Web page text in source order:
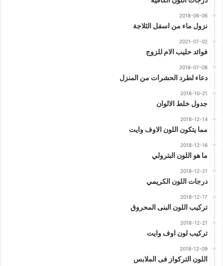
2018-06-06
نزول ماء من اسفل الثلاجة
2021-07-02
فوائد حليب الام للزوج
2018-07-08
دعاء لطرد الحشرات من المنزل
2018-10-21
جدول خلط الالوان
2018-12-14
مما يتكون اللون الاوف وايت
2018-12-16
ما هو اللون البترولي
2018-12-21
درجات اللون الكريمي
2018-12-17
تركيب اللون البنى المحروق
2018-12-21
تركيب لون اوف وايت
2018-12-09
اللون التركواز فى الملابس